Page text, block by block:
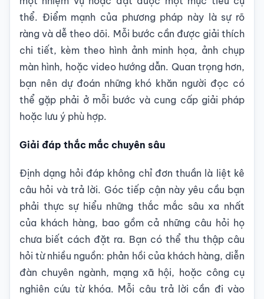
thể. Điểm mạnh của phương pháp này là sự rõ
ràng và dễ theo dõi. Mỗi bước cần được giải thích
chi tiết, kèm theo hình ảnh minh họa, ảnh chụp
màn hình, hoặc video hướng dẫn. Quan trọng hơn,
bạn nên dự đoán những khó khăn người đọc có
thể gặp phải ở mỗi bước và cung cấp giải pháp
hoặc lưu ý phù hợp.
Giải đáp thắc mắc chuyên sâu
Định dạng hỏi đáp không chỉ đơn thuần là liệt kê
câu hỏi và trả lời. Góc tiếp cận này yêu cầu bạn
phải thực sự hiểu những thắc mắc sâu xa nhất
của khách hàng, bao gồm cả những câu hỏi họ
chưa biết cách đặt ra. Bạn có thể thu thập câu
hỏi từ nhiều nguồn: phản hồi của khách hàng, diễn
đàn chuyên ngành, mạng xã hội, hoặc công cụ
nghiên cứu từ khóa. Mỗi câu trả lời cần đi vào